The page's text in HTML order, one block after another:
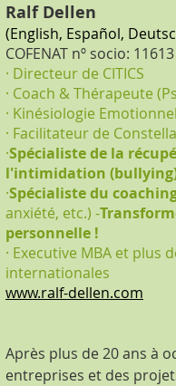
Ralf Dellen
(English, Español,
COFENAT nº socio: 11613
· Directeur de CITICS
· Coach & Thérapeute
· Kinésiologie
· Facilitateur de
·Spécialiste de la
l'intimidation
·Spécialiste du
anxiété, etc.) -
personnelle !
· Executive MBA et plus
internationales
www.ralf-dellen.com
Après plus de 20 ans à
entreprises et des